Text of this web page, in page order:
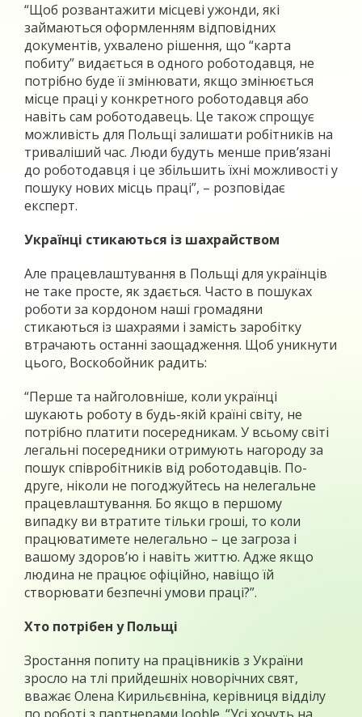
“Щоб розвантажити місцеві ужонди, які
займаються оформленням відповідних
документів, ухвалено рішення, що “карта
побиту” видається в одного роботодавця, не
потрібно буде її змінювати, якщо змінюється
місце праці у конкретного роботодавця або
навіть сам роботодавець. Це також спрощує
можливість для Польщі залишати робітників на
триваліший час. Люди будуть менше прив’язані
до роботодавця і це збільшить їхні можливості у
пошуку нових місць праці”, – розповідає
експерт.
Українці стикаються із шахрайством
Але працевлаштування в Польщі для українців
не таке просте, як здається. Часто в пошуках
роботи за кордоном наші громадяни
стикаються із шахраями і замість заробітку
втрачають останні заощадження. Щоб уникнути
цього, Воскобойник радить:
“Перше та найголовніше, коли українці
шукають роботу в будь-якій країні світу, не
потрібно платити посередникам. У всьому світі
легальні посередники отримують нагороду за
пошук співробітників від роботодавців. По-
друге, ніколи не погоджуйтесь на нелегальне
працевлаштування. Бо якщо в першому
випадку ви втратите тільки гроші, то коли
працюватимете нелегально – це загроза і
вашому здоров’ю і навіть життю. Адже якщо
людина не працює офіційно, навіщо їй
створювати безпечні умови праці?”.
Хто потрібен у Польщі
Зростання попиту на працівників з України
зросло на тлі прийдешніх новорічних свят,
вважає Олена Кирильєвніна, керівниця відділу